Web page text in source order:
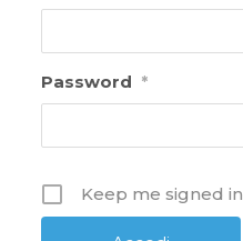
Password *
Keep me signed in